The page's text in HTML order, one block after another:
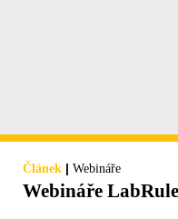
Článek | Webináře
Webináře